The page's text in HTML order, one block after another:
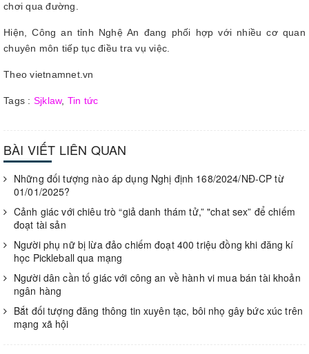
chơi qua đường.
Hiện, Công an tỉnh Nghệ An đang phối hợp với nhiều cơ quan
chuyên môn tiếp tục điều tra vụ việc.
Theo vietnamnet.vn
Tags : Sjklaw, Tin tức
BÀI VIẾT LIÊN QUAN
Những đối tượng nào áp dụng Nghị định 168/2024/NĐ-CP từ
01/01/2025?
Cảnh giác với chiêu trò “giả danh thám tử,” "chat sex” để chiếm
đoạt tài sản
Người phụ nữ bị lừa đảo chiếm đoạt 400 triệu đồng khi đăng kí
học Pickleball qua mạng
Người dân cần tố giác với công an về hành vi mua bán tài khoản
ngân hàng
Bắt đối tượng đăng thông tin xuyên tạc, bôi nhọ gây bức xúc trên
mạng xã hội